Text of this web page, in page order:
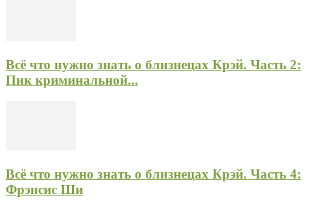
Всё что нужно знать о близнецах Крэй. Часть 2:
Пик криминальной...
Всё что нужно знать о близнецах Крэй. Часть 4:
Фрэнсис Ши